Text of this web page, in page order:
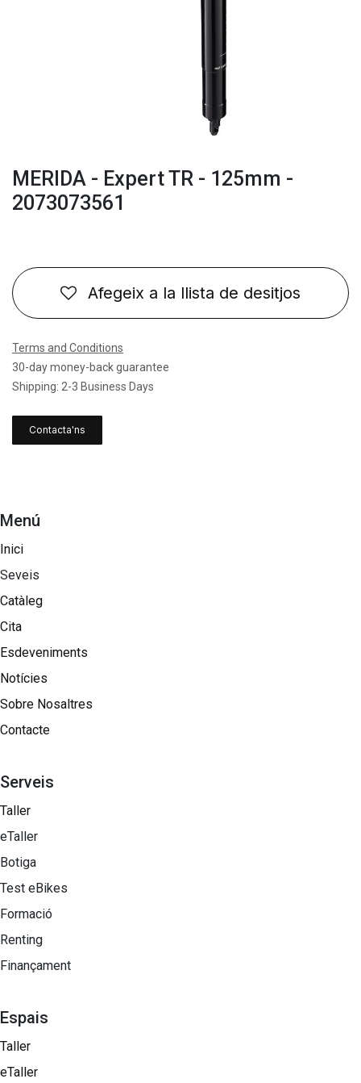
MERIDA - Expert TR - 125mm -
2073073561
Afegeix a la llista de desitjos
Terms and Conditions
30-day money-back guarantee
Shipping: 2-3 Business Days
Contacta'ns
Menú
Inici
Seveis
Catàleg
Cita
Esdeveniments
Notícies
Sobre Nosaltres​
Contacte
Serveis
Taller
eTaller
Botiga
Test eBikes
Formació
Renting
Finançament
Espais
Taller
eTaller